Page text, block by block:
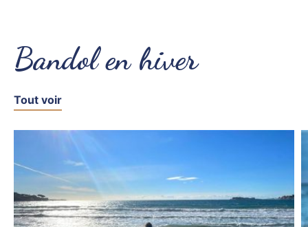
Bandol en hiver
Tout voir